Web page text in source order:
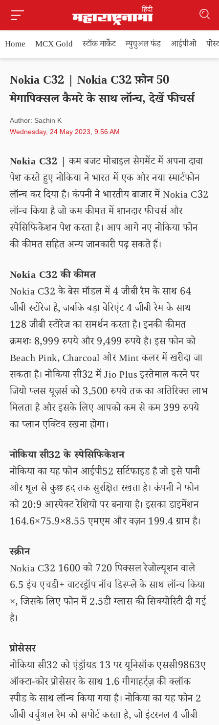
Home MCX Gold स्टॉक मार्केट म्युचुअल फंड आईपीओ
Nokia C32 | Nokia C32 फ़ोन 50
मेगापिक्सल कैमरे के साथ लॉन्च, देखें फीचर्स
Author: Sachin K
Wednesday, 24 May 2023, 9.56 AM
Nokia C32 | कम बजट मोबाइल सेगमेंट में अपना दावा
पेश करते हुए नोकिया ने भारत में एक और नया स्मार्टफोन
लॉन्च कर दिया है। कंपनी ने भारतीय बाजार में Nokia C32
लॉन्च किया है जो कम कीमत में शानदार फीचर्स और
स्पेसिफिकेशन पेश करता है। आप आगे नए नोकिया फोन
की कीमत सहित अन्य जानकारी पढ़ सकते हैं।
Nokia C32 की कीमत
Nokia C32 के बेस मॉडल में 4 जीबी रैम के साथ 64
जीबी स्टोरेज है, जबकि बड़ा वेरिएंट 4 जीबी रैम के साथ
128 जीबी स्टोरेज का समर्थन करता है। इनकी कीमत
क्रमशः 8,999 रुपये और 9,499 रुपये है। इस फोन को
Beach Pink, Charcoal और Mint कलर में खरीदा जा
सकता है। नोकिया सी32 में Jio Plus इस्तेमाल करने पर
जियो प्लस यूज़र्स को 3,500 रुपये तक का अतिरिक्त लाभ
मिलता है और इसके लिए आपको कम से कम 399 रुपये
का प्लान एक्टिव रखना होगा।
नोकिया सी32 के स्पेसिफिकेशन
नोकिया का यह फोन आईपी52 सर्टिफाइड है जो इसे पानी
और धूल से कुछ हद तक सुरक्षित रखता है। कंपनी ने फोन
को 20:9 आस्पेक्ट रेशियो पर बनाया है। इसका डाइमेंशन
164.6×75.9×8.55 एमएम और वज़न 199.4 ग्राम है।
स्क्रीन
Nokia C32 1600 को 720 पिक्सल रेजोल्यूशन वाले
6.5 इंच एचडी+ वाटरड्रॉप नॉच डिस्प्ले के साथ लॉन्च किया
×, जिसके लिए फोन में 2.5डी ग्लास की सिक्योरिटी दी गई
है।
प्रोसेसर
नोकिया सी32 को एंड्रॉयड 13 पर यूनिसॉक एससी9863ए
ऑक्टा-कोर प्रोसेसर के साथ 1.6 गीगाहर्ट्ज़ की क्लॉक
स्पीड के साथ लॉन्च किया गया है। नोकिया का यह फोन 2
जीबी वर्चुअल रैम को सपोर्ट करता है, जो इंटरनल 4 जीबी